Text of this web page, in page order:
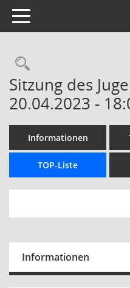
Toggle navigation
Sitzung des
20.04.2023 -
Informationen
TOP-Liste
Informationen